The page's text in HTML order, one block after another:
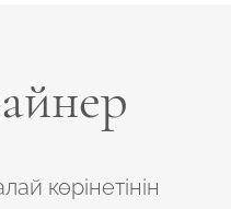
көрінетінін